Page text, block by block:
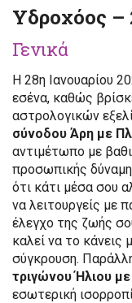
Υδροχόος –
Γενικά
Η 28η Ιανουαρίου
εσένα, καθώς
αστρολογικών
σύνοδου Άρη με
αντιμέτωπο με
προσωπικής
ότι κάτι μέσα σου
να λειτουργείς με
έλεγχο της ζωής
καλεί να το κάνεις
σύγκρουση.
τριγώνου Ήλιου
εσωτερική